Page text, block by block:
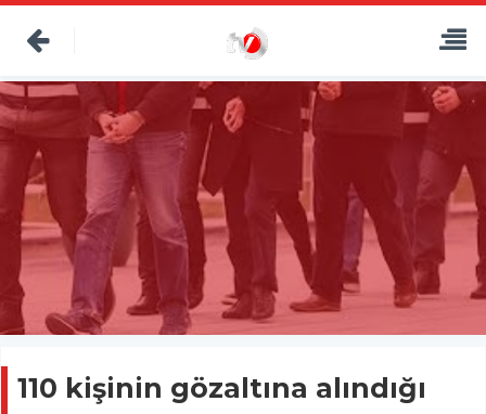
110 kişinin gözaltına alındığı